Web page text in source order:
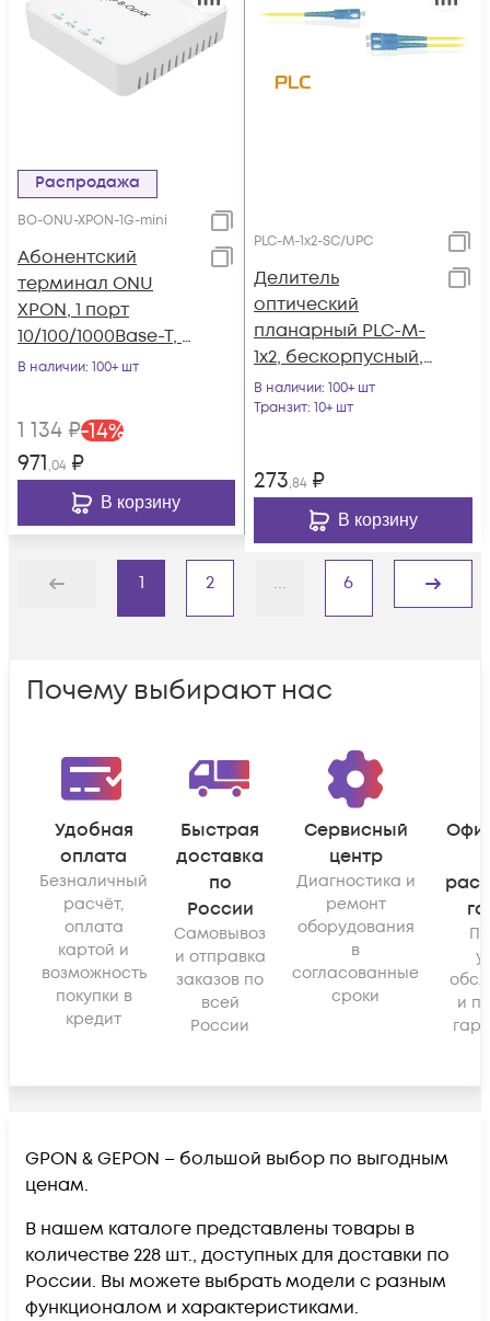
Распродажа
BO-ONU-XPON-1G-mini
Абонентский
терминал ONU
XPON, 1 порт
10/100/1000Base-T, в
мини корпусе.
В наличии: 100+ шт
1 134 ₽-14%
971,04 ₽
В корзину
PLC-M-1x2-SC/UPC
Делитель
оптический
планарный PLC-M-
1x2, бескорпусный,
разъемы SC/UPC
В наличии: 100+ шт
Транзит: 10+ шт
273,84 ₽
В корзину
Назад
1 2 ... 6
Дальше
Почему выбирают нас
Удобная
оплата
Безналичный
расчёт,
оплата
картой и
возможность
покупки в
кредит
Быстрая
доставка
по
России
Самовывоз
и отправка
заказов по
всей
России
Сервисный
центр
Диагностика и
ремонт
оборудования
в
согласованные
сроки
и
GPON & GEPON – большой выбор по выгодным
ценам.
В нашем каталоге представлены товары в
количестве 228 шт., доступных для доставки по
России. Вы можете выбрать модели с разным
функционалом и характеристиками.